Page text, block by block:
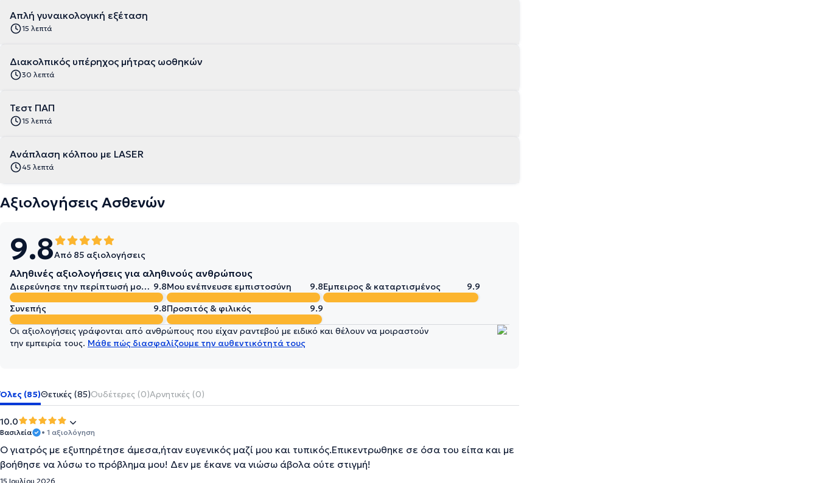
Απλή γυναικολογική εξέταση
15 λεπτά
Διακολπικός υπέρηχος μήτρας ωοθηκών
30 λεπτά
Τεστ ΠΑΠ
15 λεπτά
Ανάπλαση κόλπου με LASER
45 λεπτά
Αξιολογήσεις Ασθενών
9.8Από 85 αξιολογήσεις
Αληθινές αξιολογήσεις για αληθινούς ανθρώπους
Διερεύνησε την περίπτωσή μου σε βάθος 9.8Μου ενέπνευσε εμπιστοσύνη 9.8Έμπειρος & καταρτισμένος
9.9
Συνεπής
9.8Προσιτός & φιλικός 9.9
Οι αξιολογήσεις γράφονται από ανθρώπους που είχαν ραντεβού με ειδικό και θέλουν να μοιραστούν
την εμπειρία τους. Μάθε πώς διασφαλίζουμε την αυθεντικότητά τους
Όλες (85)Θετικές (85)Ουδέτερες (0)Αρνητικές (0)
10.0
Βασιλεία • 1 αξιολόγηση
Ο γιατρός με εξυπηρέτησε άμεσα,ήταν ευγενικός μαζί μου και τυπικός.Επικεντρωθηκε σε όσα του είπα και με
βοήθησε να λύσω το πρόβλημα μου! Δεν με έκανε να νιώσω άβολα ούτε στιγμή!
15 Ιουλίου 2026